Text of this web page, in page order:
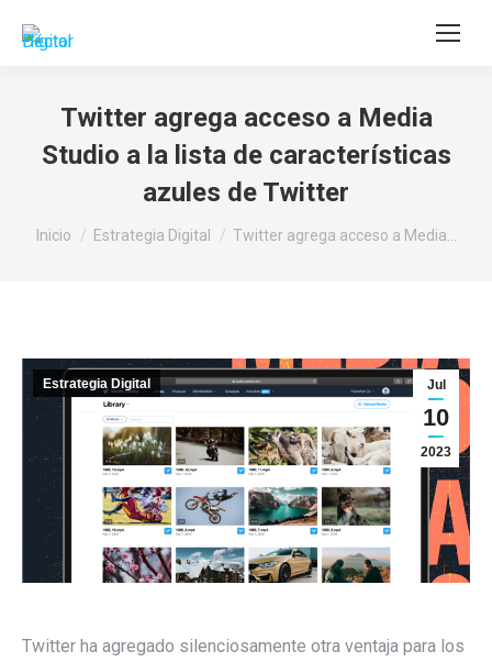
Buscar:
Twitter agrega acceso a Media
Studio a la lista de características
azules de Twitter
Estás aquí:
Inicio Estrategia Digital Twitter agrega acceso a Media…
Jul
10
2023
Estrategia Digital
Twitter ha agregado silenciosamente otra ventaja para los